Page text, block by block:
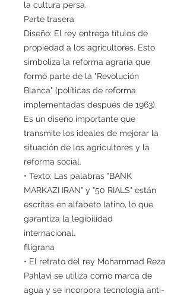
la cultura persa.
Parte trasera
Diseño: El rey entrega títulos de
propiedad a los agricultores. Esto
simboliza la reforma agraria que
formó parte de la "Revolución
Blanca" (políticas de reforma
implementadas después de 1963).
Es un diseño importante que
transmite los ideales de mejorar la
situación de los agricultores y la
reforma social.
• Texto: Las palabras "BANK
MARKAZI IRAN" y "50 RIALS" están
escritas en alfabeto latino, lo que
garantiza la legibilidad
internacional.
filigrana
• El retrato del rey Mohammad Reza
Pahlavi se utiliza como marca de
agua y se incorpora tecnología anti-